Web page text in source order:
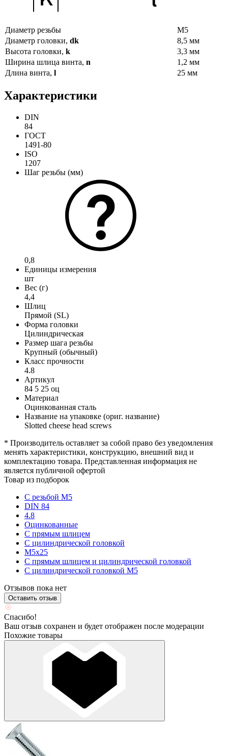
Диаметр резьбы
М5
Диаметр головки, dk
8,5 мм
Высота головки, k
3,3 мм
Ширина шлица винта, n
1,2 мм
Длина винта, l 25 мм
Характеристики
DIN
84
ГОСТ
1491-80
ISO
1207
Шаг резьбы (мм)
0,8
Единицы измерения
шт
Вес (г)
4,4
Шлиц
Прямой (SL)
Форма головки
Цилиндрическая
Размер шага резьбы
Крупный (обычный)
Класс прочности
4.8
Артикул
84 5 25 оц
Материал
Оцинкованная сталь
Название на упаковке (ориг. название)
Slotted cheese head screws
* Производитель оставляет за собой право без уведомления
менять характеристики, конструкцию, внешний вид и
комплектацию товара. Представленная информация не
является публичной офертой
Товар из подборок
С резьбой М5
DIN 84
4.8
Оцинкованные
С прямым шлицем
С цилиндрической головкой
М5х25
С прямым шлицем и цилиндрической головкой
С цилиндрической головкой М5
Отзывов пока нет
Оставить отзыв
Спасибо!
Ваш отзыв сохранен и будет отображен после модерации
Похожие товары